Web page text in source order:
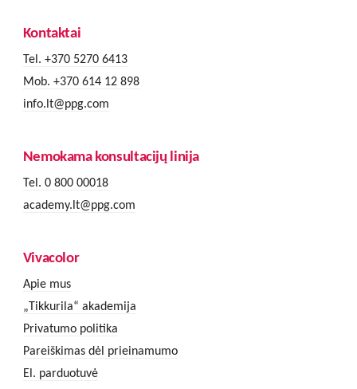
Kontaktai
Tel. +370 5270 6413
Mob. +370 614 12 898
info.lt@ppg.com
Nemokama konsultacijų linija
Tel. 0 800 00018
academy.lt@ppg.com
Vivacolor
Apie mus
„Tikkurila“ akademija
Privatumo politika
Pareiškimas dėl prieinamumo
El. parduotuvė